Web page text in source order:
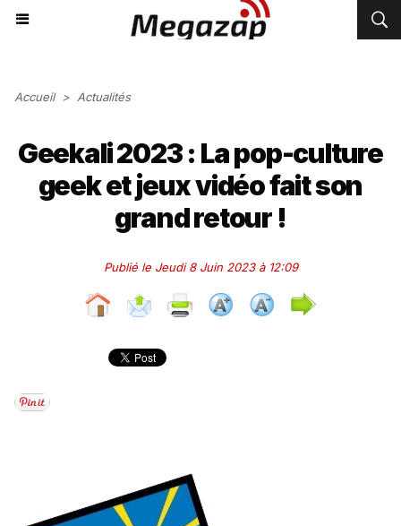
Accueil > Actualités
Geekali 2023 : La pop-culture
geek et jeux vidéo fait son
grand retour !
Publié le Jeudi 8 Juin 2023 à 12:09